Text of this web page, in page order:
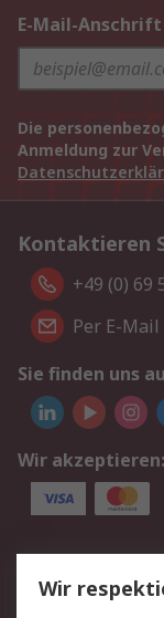
E-Mail-Anschrift
Die
Anmeldung zur
Kontaktieren
+49 (0) 69
Per E-
Sie finden uns
Wir akzeptieren:
Service
Value Added
Wir